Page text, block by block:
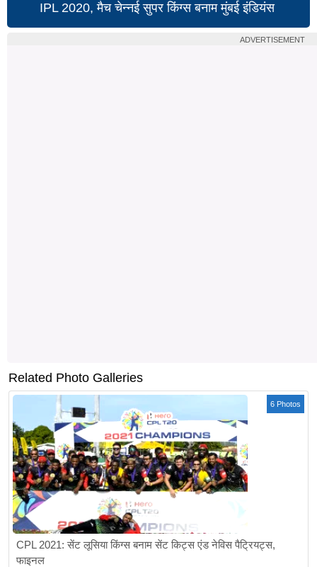
IPL 2020, मैच चेन्नई सुपर किंग्स बनाम मुंबई इंडियंस
ADVERTISEMENT
Related Photo Galleries
6 Photos
CPL 2021: सेंट लूसिया किंग्स बनाम सेंट किट्स एंड नेविस पैट्रियट्स,
फाइनल